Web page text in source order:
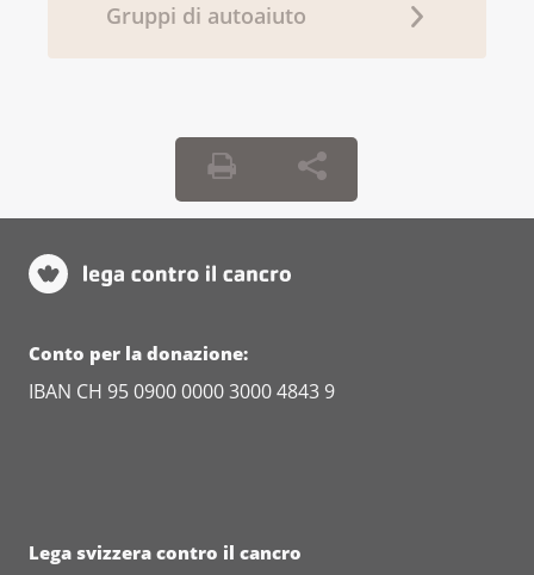
Gruppi di autoaiuto
Conto per la donazione:
IBAN CH 95 0900 0000 3000 4843 9
Lega svizzera contro il cancro